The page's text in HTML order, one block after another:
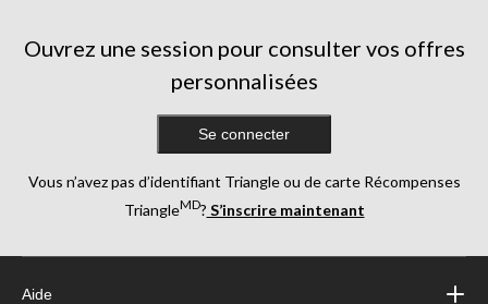
Ouvrez une session pour consulter vos offres
personnalisées
Se connecter
Vous n’avez pas d’identifiant Triangle ou de carte Récompenses
TriangleMD? S’inscrire maintenant
Aide